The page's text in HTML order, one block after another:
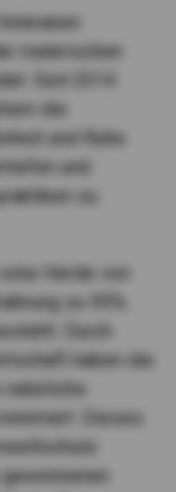
malerischen
Seit 2014
die
und Ruhe
und
zu
Herde von
zu 95%
Durch
haben die
Dieses